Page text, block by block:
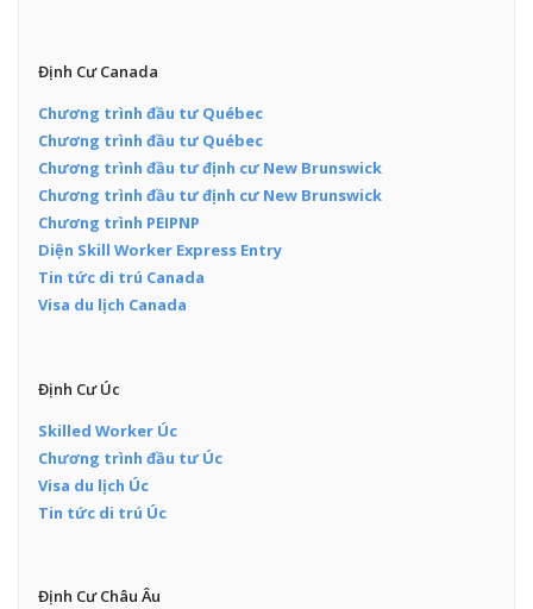
Định Cư Canada
Chương trình đầu tư Québec
Chương trình đầu tư Québec
Chương trình đầu tư định cư New Brunswick
Chương trình đầu tư định cư New Brunswick
Chương trình PEIPNP
Diện Skill Worker Express Entry
Tin tức di trú Canada
Visa du lịch Canada
Định Cư Úc
Skilled Worker Úc
Chương trình đầu tư Úc
Visa du lịch Úc
Tin tức di trú Úc
Định Cư Châu Âu